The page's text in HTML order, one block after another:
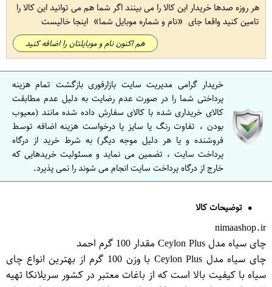
هر روزه صدها خریدار این کالا را می بینند اگر شما هم می توانید این کالا را
تامین کنید واقعا جای
نام و شماره موبایل شما اینجا خالیست
هم اکنون نام و موبایلتان را اضافه کنید
خریدار گرامی مدیریت سایت بازارفوری بازگشت تمام هزینه
پرداختی شما را در صورت عدم رضایت به دلیل عدم مطابقت
کالای خریداری شده با کالای سفارش داده شده مانند (معیوب
بودن ، تفاوت رنگ یا سایز یا درخواست هزینه اضافه توسط
فروشنده و یا هر دلیل موجه دیگر) به شرط خرید از درگاه
پرداخت سایت ، تضمین می نماید و مسئولیت خریدهایی که
خارج از درگاه پرداخت سایت انجام می شوند را نمی پذیرد.
توضیحات کالا
nimaashop.ir
چای سیاه مدل Ceylon Plus مقدار 100 گرم احمد
چای سیاه مدل Ceylon Plus با وزن 100 گرم از بهترین انواع چای
سیاه با کیفیت بالا است که از باغات معتبر در کشور سریلانکا تهیه